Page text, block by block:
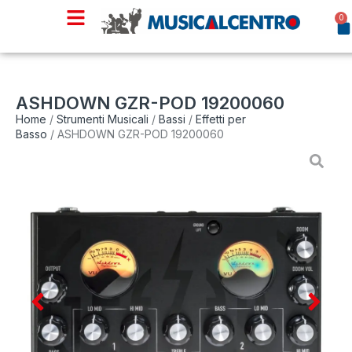
0
ASHDOWN GZR-POD 19200060
Home / Strumenti Musicali / Bassi / Effetti per
Basso / ASHDOWN GZR-POD 19200060